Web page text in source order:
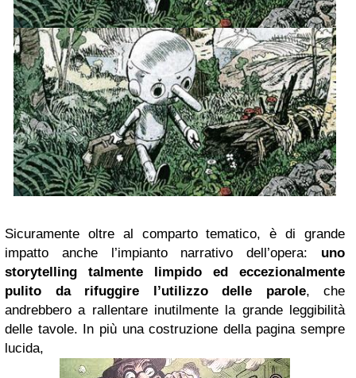
Sicuramente oltre al comparto tematico, è di grande
impatto anche l’impianto narrativo dell’opera: uno
storytelling talmente limpido ed eccezionalmente
pulito da rifuggire l’utilizzo delle parole, che
andrebbero a rallentare inutilmente la grande leggibilità
delle tavole. In più una costruzione della pagina sempre
lucida,